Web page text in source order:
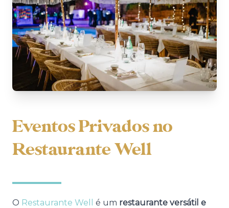
Eventos Privados no
Restaurante Well
O Restaurante Well é um restaurante versátil e